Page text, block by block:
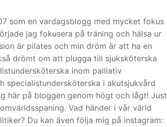
som en vardagsblogg med mycket fokus
jag fokusera på träning och hälsa ur
är pilates och min dröm är att ha en
drömt om att plugga till sjuksköterska
inom palliativ
specialistundersköterska i akutsjukvård
här på bloggen genom högt och lågt! Just
Vad händer i vår värld
Du kan även följa mig på instagram: